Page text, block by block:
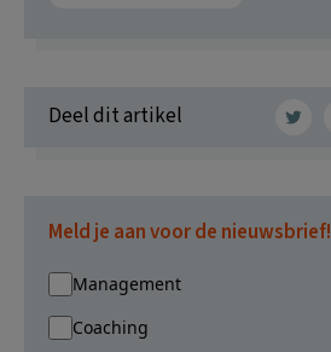
Deel dit artikel
Meld je aan voor de nieuwsbrief!
Management
Coaching